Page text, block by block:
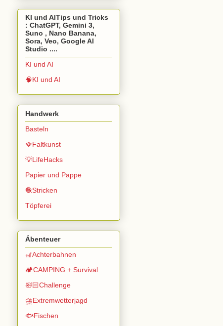
KI und AITips und Tricks
: ChatGPT, Gemini 3,
Suno , Nano Banana,
Sora, Veo, Google AI
Studio ....
KI und AI
🧠KI und AI
Handwerk
Basteln
🪭Faltkunst
💡LifeHacks
Papier und Pappe
🧶Stricken
Töpferei
Ábenteuer
🎢Achterbahnen
🏕️CAMPING + Survival
🛀🏻Challenge
⛈️Extremwetterjagd
🐟Fischen